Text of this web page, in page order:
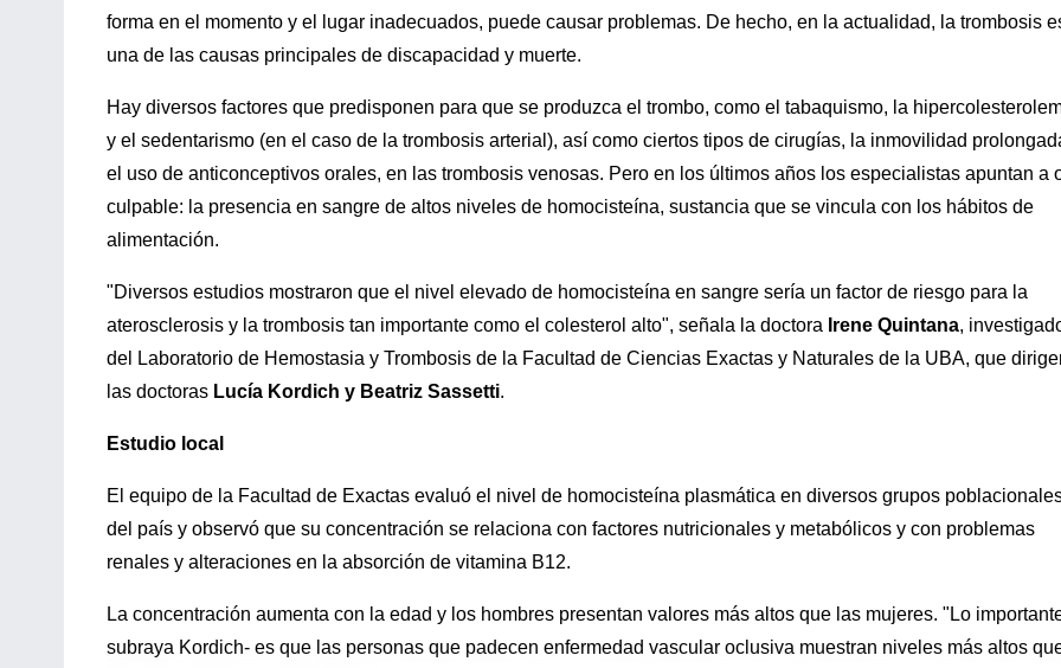
forma en el momento y el lugar inadecuados, puede causar problemas. De hecho, en la actualidad, la trombosis
una de las causas principales de discapacidad y muerte.
Hay diversos factores que predisponen para que se produzca el trombo, como el tabaquismo, la
y el sedentarismo (en el caso de la trombosis arterial), así como ciertos tipos de cirugías, la inmovilidad
el uso de anticonceptivos orales, en las trombosis venosas. Pero en los últimos años los especialistas apuntan a
culpable: la presencia en sangre de altos niveles de homocisteína, sustancia que se vincula con los hábitos de
alimentación.
"Diversos estudios mostraron que el nivel elevado de homocisteína en sangre sería un factor de riesgo para la
aterosclerosis y la trombosis tan importante como el colesterol alto", señala la doctora Irene Quintana,
del Laboratorio de Hemostasia y Trombosis de la Facultad de Ciencias Exactas y Naturales de la UBA, que
las doctoras Lucía Kordich y Beatriz Sassetti.
Estudio local
El equipo de la Facultad de Exactas evaluó el nivel de homocisteína plasmática en diversos grupos
del país y observó que su concentración se relaciona con factores nutricionales y metabólicos y con problemas
renales y alteraciones en la absorción de vitamina B12.
La concentración aumenta con la edad y los hombres presentan valores más altos que las mujeres. "Lo
subraya Kordich- es que las personas que padecen enfermedad vascular oclusiva muestran niveles más altos